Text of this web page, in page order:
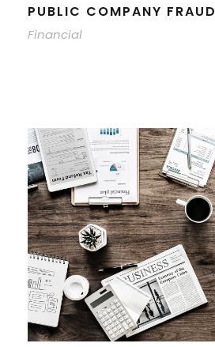
PUBLIC COMPANY FRAUD
Financial